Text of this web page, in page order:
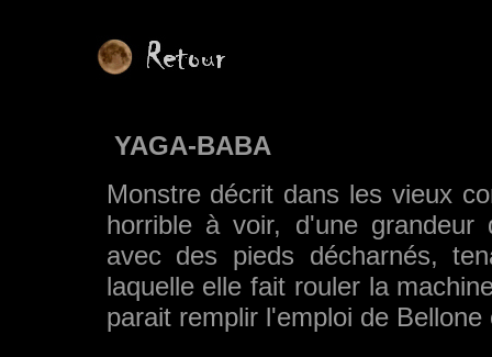
YAGA-BABA
Monstre décrit dans les vieux
horrible à voir, d'une
avec des pieds décharnés,
laquelle elle fait rouler la
parait remplir l'emploi de